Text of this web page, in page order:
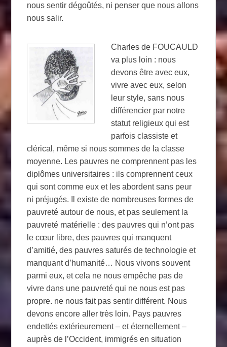
nous sentir dégoûtés, ni penser que nous allons
nous salir.
Charles de FOUCAULD
va plus loin : nous
devons être avec eux,
vivre avec eux, selon
leur style, sans nous
différencier par notre
statut religieux qui est
parfois classiste et
clérical, même si nous sommes de la classe
moyenne. Les pauvres ne comprennent pas les
diplômes universitaires : ils comprennent ceux
qui sont comme eux et les abordent sans peur
ni préjugés. Il existe de nombreuses formes de
pauvreté autour de nous, et pas seulement la
pauvreté matérielle : des pauvres qui n’ont pas
le cœur libre, des pauvres qui manquent
d’amitié, des pauvres saturés de technologie et
manquant d’humanité… Nous vivons souvent
parmi eux, et cela ne nous empêche pas de
vivre dans une pauvreté qui ne nous est pas
propre. ne nous fait pas sentir différent. Nous
devons encore aller très loin. Pays pauvres
endettés extérieurement – ​​et éternellement – ​​
auprès de l’Occident, immigrés en situation